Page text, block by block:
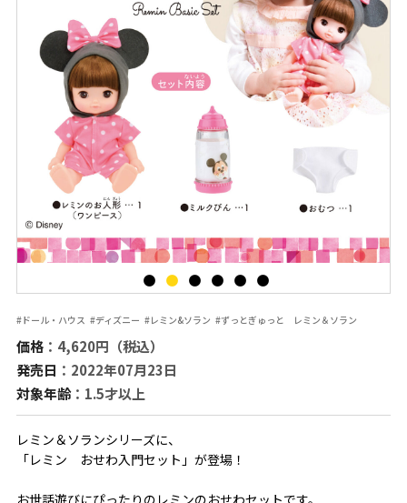
#ドール・ハウス #ディズニー #レミン&ソラン #ずっとぎゅっと レミン＆ソラン
価格：4,620円（税込）
発売日 ：2022年07月23日
対象年齢：1.5才以上
レミン＆ソランシリーズに、
「レミン おせわ入門セット」が登場！
お世話遊びにぴったりのレミンのおせわセットです。